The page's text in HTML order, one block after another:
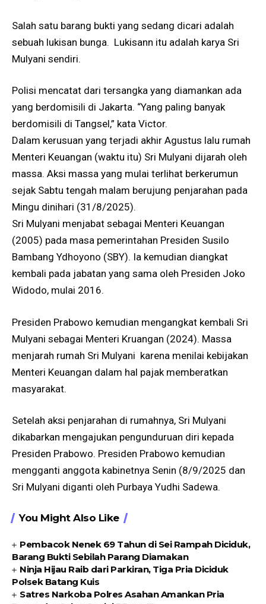
Salah satu barang bukti yang sedang dicari adalah
sebuah lukisan bunga. Lukisann itu adalah karya Sri
Mulyani sendiri.
Polisi mencatat dari tersangka yang diamankan ada
yang berdomisili di Jakarta. “Yang paling banyak
berdomisili di Tangsel,” kata Victor.
Dalam kerusuan yang terjadi akhir Agustus lalu rumah
Menteri Keuangan (waktu itu) Sri Mulyani dijarah oleh
massa. Aksi massa yang mulai terlihat berkerumun
sejak Sabtu tengah malam berujung penjarahan pada
Mingu dinihari (31/8/2025).
Sri Mulyani menjabat sebagai Menteri Keuangan
(2005) pada masa pemerintahan Presiden Susilo
Bambang Ydhoyono (SBY). Ia kemudian diangkat
kembali pada jabatan yang sama oleh Presiden Joko
Widodo, mulai 2016.
Presiden Prabowo kemudian mengangkat kembali Sri
Mulyani sebagai Menteri Kruangan (2024). Massa
menjarah rumah Sri Mulyani karena menilai kebijakan
Menteri Keuangan dalam hal pajak memberatkan
masyarakat.
Setelah aksi penjarahan di rumahnya, Sri Mulyani
dikabarkan mengajukan pengunduruan diri kepada
Presiden Prabowo. Presiden Prabowo kemudian
mengganti anggota kabinetnya Senin (8/9/2025 dan
Sri Mulyani diganti oleh Purbaya Yudhi Sadewa.
You Might Also Like
Pembacok Nenek 69 Tahun di Sei Rampah Diciduk,
Barang Bukti Sebilah Parang Diamakan
Ninja Hijau Raib dari Parkiran, Tiga Pria Diciduk
Polsek Batang Kuis
Satres Narkoba Polres Asahan Amankan Pria